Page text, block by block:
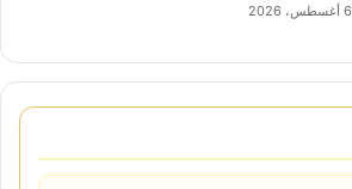
6 أغسطس، 2026